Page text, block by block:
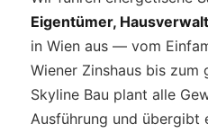
Eigentümer,
in Wien aus — vom
Wiener Zinshaus bis zum
Skyline Bau plant alle
Ausführung und übergibt